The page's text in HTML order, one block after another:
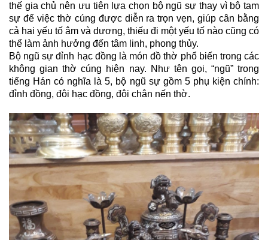
thế gia chủ nên ưu tiên lựa chọn bộ ngũ sự thay vì bộ tam
sự để việc thờ cúng được diễn ra trọn vẹn, giúp cân bằng
cả hai yếu tố âm và dương, thiếu đi một yếu tố nào cũng có
thể làm ảnh hưởng đến tâm linh, phong thủy.
Bộ ngũ sự đỉnh hạc đồng l à món đồ thờ phổ biến trong các
không gian thờ cúng hiện nay. Như tên gọi, “ngũ” trong
tiếng Hán có nghĩa là 5, bộ ngũ sự gồm 5 phụ kiện chính:
đỉnh đồng, đôi hạc đồng, đôi chân nến thờ.